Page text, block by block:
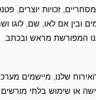
זכויות יוצרים,
ובין אם לאו, שם,
המפורשת מראש ובכתב.
שלנו, מיישמים
או שימוש בלתי